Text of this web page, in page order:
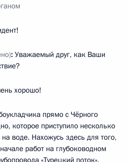
: Уважаемый друг, как Ваши
хорошо!
прямо с Чёрного
которое приступило несколько
воде. Нахожусь здесь для того,
работ на глубоководном
«Турецкий поток».